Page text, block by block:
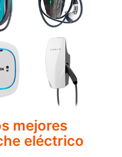
mejores
eléctrico